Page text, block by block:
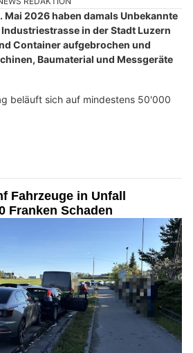
Mai 2026 haben damals Unbekannte
in der Stadt Luzern
Container aufgebrochen und
Baumaterial und Messgeräte
beläuft sich auf mindestens 50'000
Fahrzeuge in Unfall
Franken Schaden